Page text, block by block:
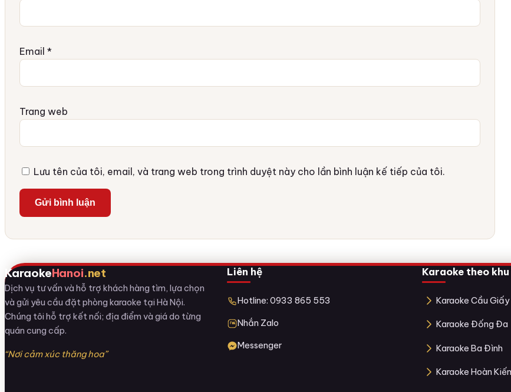
Email *
Trang web
Lưu tên của tôi, email, và trang web trong trình duyệt này cho lần bình luận kế tiếp của tôi.
KaraokeHanoi.net
Dịch vụ tư vấn và hỗ trợ khách hàng tìm, lựa chọn
và gửi yêu cầu đặt phòng karaoke tại Hà Nội.
Chúng tôi hỗ trợ kết nối; địa điểm và giá do từng
quán cung cấp.
“Nơi cảm xúc thăng hoa”
Liên hệ
Hotline: 0933 865 553
Nhắn Zalo
Messenger
Karaoke theo
Karaoke Cầu Giấy
Karaoke Đống Đa
Karaoke Ba Đình
Karaoke Hoàn